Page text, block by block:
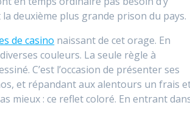
deuxième plus grande prison du pays.
de casino naissant de cet orage. En
couleurs. La seule règle à
C’est l’occasion de présenter ses
et répandant aux alentours un frais
mieux : ce reflet coloré. En entrant